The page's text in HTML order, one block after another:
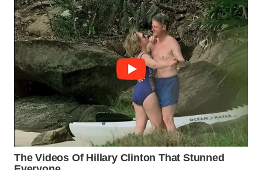
NATUNA
WN
BINTAN
WN
MANDALIKA
WN
LIKUPANG
WN